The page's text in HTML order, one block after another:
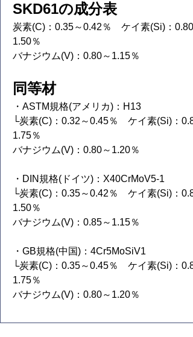
SKD61の成分表
炭素(C)：0.35～0.42％ ケイ素(Si)：
1.50％
バナジウム(V)：0.80～1.15％
同等材
・ASTM規格(アメリカ)：H13
└炭素(C)：0.32～0.45％ ケイ素(Si)：
1.75％
バナジウム(V)：0.80～1.20％
・DIN規格(ドイツ)：X40CrMoV5-1
└炭素(C)：0.35～0.42％ ケイ素(Si)：
1.50％
バナジウム(V)：0.85～1.15％
・GB規格(中国)：4Cr5MoSiV1
└炭素(C)：0.35～0.45％ ケイ素(Si)：
1.75％
バナジウム(V)：0.80～1.20％